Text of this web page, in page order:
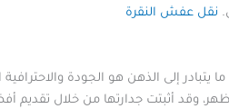
نقل عفش النقرة
يتبادر إلى الذهن هو الجودة
وقد أثبتت جدارتها من خلال